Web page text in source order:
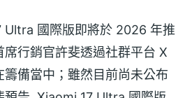
Ultra 國際版即將於 2026 年推
行銷官許斐透過社群平台 X
備當中；雖然目前尚未公布